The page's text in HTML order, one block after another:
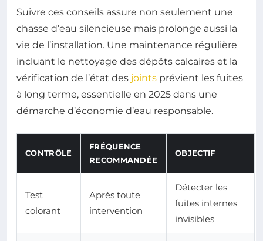
Suivre ces conseils assure non seulement une
chasse d’eau silencieuse mais prolonge aussi la
vie de l’installation. Une maintenance régulière
incluant le nettoyage des dépôts calcaires et la
vérification de l’état des joints prévient les fuites
à long terme, essentielle en 2025 dans une
démarche d’économie d’eau responsable.
CONTRÔLE
FRÉQUENCE
RECOMMANDÉE
OBJECTIF
Test
colorant
Après toute
intervention
Détecter les
fuites internes
invisibles